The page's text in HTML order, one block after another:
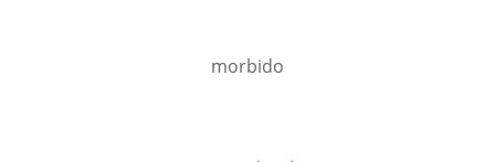
morbido